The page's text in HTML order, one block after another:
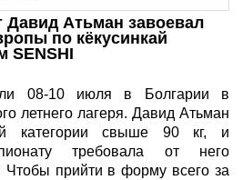
Давид Атьман завоевал
по кёкусинкай
SENSHI
08-10 июля в Болгарии в
летнего лагеря. Давид Атьман
категории свыше 90 кг, и
требовала от него
Чтобы прийти в форму всего за